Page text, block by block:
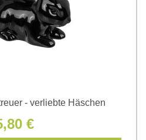
- verliebte Häschen
€